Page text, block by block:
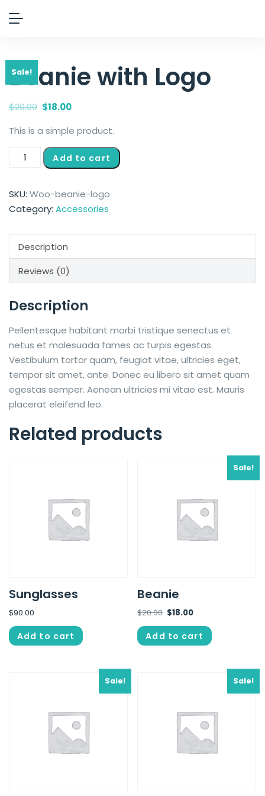
Sale!
Beanie with Logo
$20.00 $18.00
This is a simple product.
Add to cart
SKU: Woo-beanie-logo
Category: Accessories
Description
Reviews (0)
Description
Pellentesque habitant morbi tristique senectus et
netus et malesuada fames ac turpis egestas.
Vestibulum tortor quam, feugiat vitae, ultricies eget,
tempor sit amet, ante. Donec eu libero sit amet quam
egestas semper. Aenean ultricies mi vitae est. Mauris
placerat eleifend leo.
Related products
Sunglasses
$90.00
Add to cart
Sale!
Beanie
$20.00 $18.00
Add to cart
Sale! Sale!